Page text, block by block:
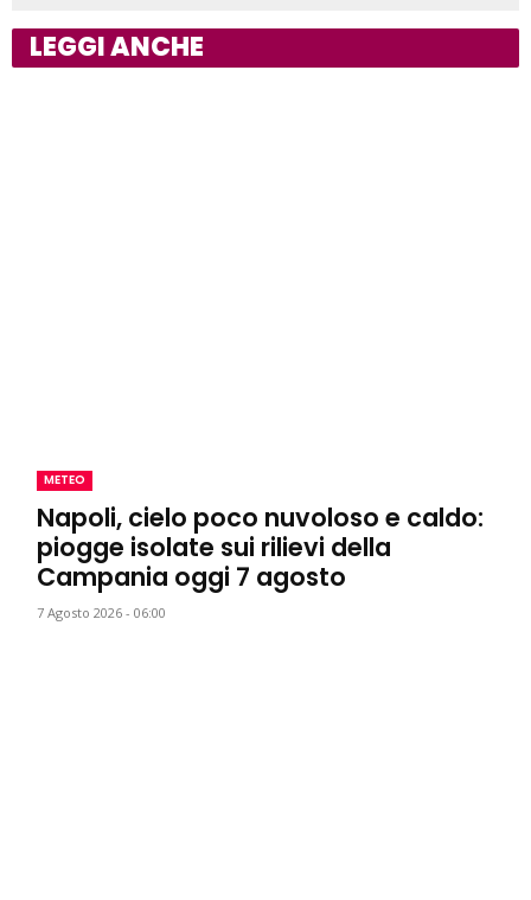
LEGGI ANCHE
METEO
Napoli, cielo poco nuvoloso e caldo:
piogge isolate sui rilievi della
Campania oggi 7 agosto
7 Agosto 2026 - 06:00